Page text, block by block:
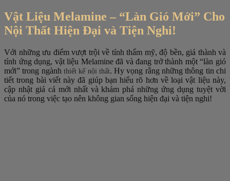
Vật Liệu Melamine – “Làn Gió Mới” Cho
Nội Thất Hiện Đại và Tiện Nghi!
Với những ưu điểm vượt trội về tính thẩm mỹ, độ bền, giá thành và
tính ứng dụng, vật liệu Melamine đã và đang trở thành một “làn gió
mới” trong ngành thiết kế nội thất. Hy vọng rằng những thông tin chi
tiết trong bài viết này đã giúp bạn hiểu rõ hơn về loại vật liệu này,
cập nhật giá cả mới nhất và khám phá những ứng dụng tuyệt vời
của nó trong việc tạo nên không gian sống hiện đại và tiện nghi!